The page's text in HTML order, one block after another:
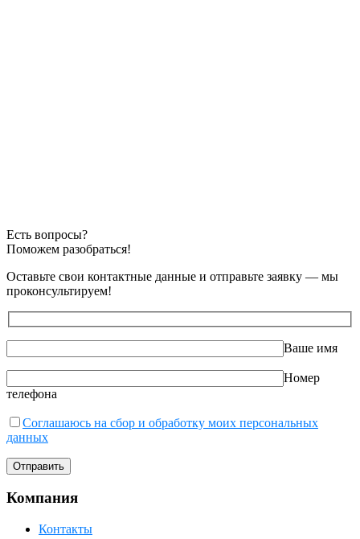
Есть вопросы?
Поможем разобраться!
Оставьте свои контактные данные и отправьте заявку — мы
проконсультируем!
Ваше имя
Номер
телефона
Соглашаюсь на сбор и обработку моих персональных
данных
Компания
Контакты